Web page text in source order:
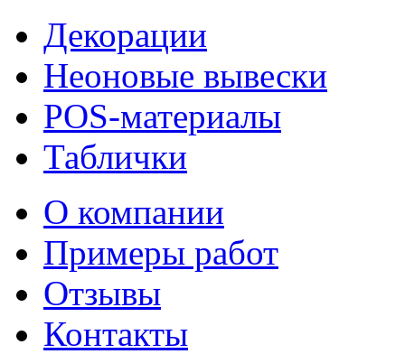
Декорации
Неоновые вывески
POS-материалы
Таблички
О компании
Примеры работ
Отзывы
Контакты